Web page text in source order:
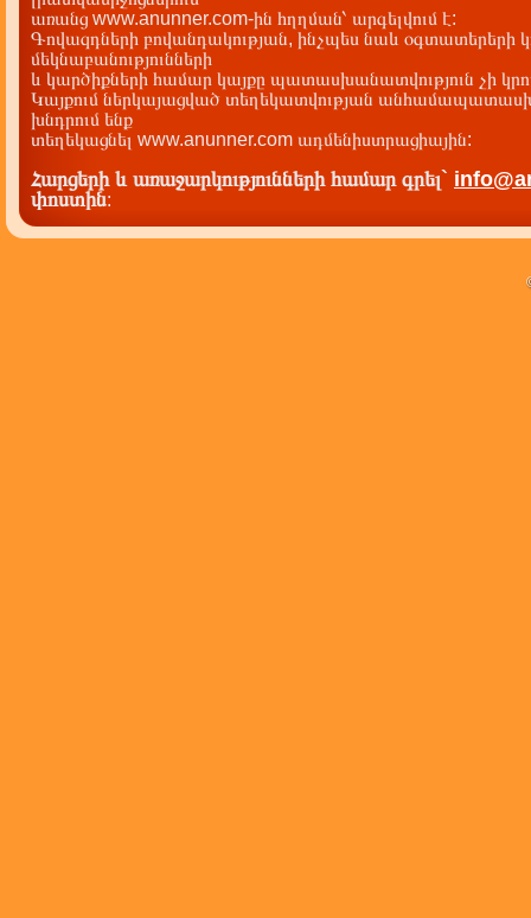
առանց www.anunner.com-ին հղղման՝ արգելվում է:
Գովազդների բովանդակության, ինչպես նաև օգտատերերի
մեկնաբանությունների
և կարծիքների համար կայքը պատասխանատվություն չի
Կայքում ներկայացված տեղեկատվության
խնդրում ենք
տեղեկացնել www.anunner.com ադմենիստրացիային:
Հարցերի և առաջարկությունների համար գրել`
փոստին: